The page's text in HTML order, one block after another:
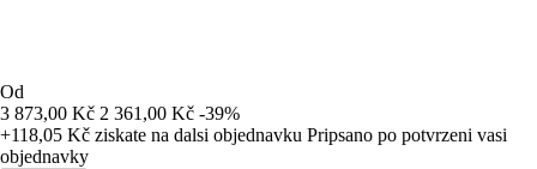
Od
3 873,00 Kč 2 361,00 Kč -39%
+118,05 Kč ziskate na dalsi objednavku Pripsano po potvrzeni vasi
objednavky